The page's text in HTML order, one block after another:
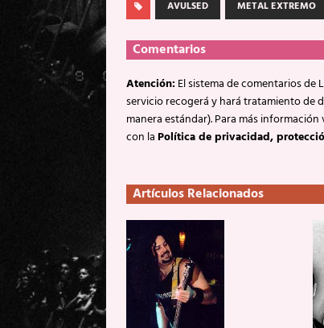
AVULSED METAL EXTREMO
Comentarios
Atención:El sistema de comentarios de
servicio recogerá y hará tratamiento de
manera estándar). Para más
con laPolítica de privacidad,
Artículos Relacionados